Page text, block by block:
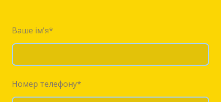
Ваше ім'я*
Номер телефону*